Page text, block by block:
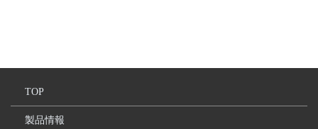
TOP
製品情報